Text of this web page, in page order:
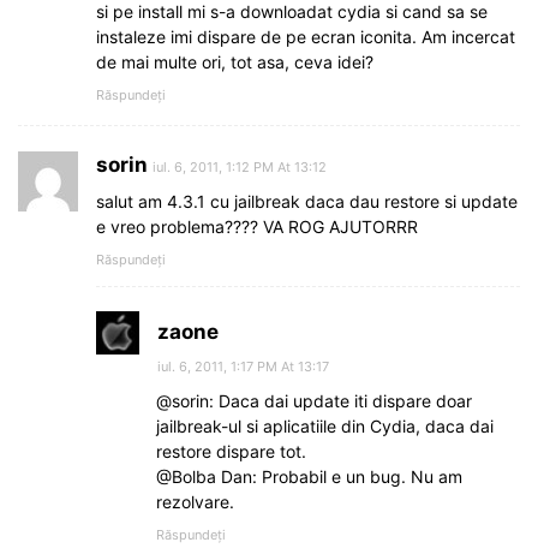
si pe install mi s-a downloadat cydia si cand sa se
instaleze imi dispare de pe ecran iconita. Am incercat
de mai multe ori, tot asa, ceva idei?
Răspundeți
sorin iul. 6, 2011, 1:12 PM At 13:12
salut am 4.3.1 cu jailbreak daca dau restore si update
e vreo problema???? VA ROG AJUTORRR
Răspundeți
zaone
iul. 6, 2011, 1:17 PM At 13:17
@sorin: Daca dai update iti dispare doar
jailbreak-ul si aplicatiile din Cydia, daca dai
restore dispare tot.
@Bolba Dan: Probabil e un bug. Nu am
rezolvare.
Răspundeți